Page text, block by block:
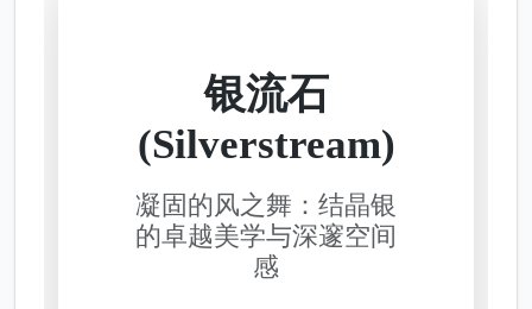
银流石
(Silverstream)
凝固的风之舞：结晶银
的卓越美学与深邃空间
感